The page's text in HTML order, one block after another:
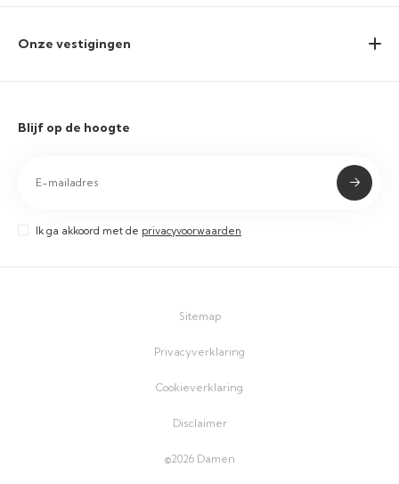
Onze vestigingen
Blijf op de hoogte
Ik ga akkoord met de privacyvoorwaarden
©2026 Damen
Sitemap
Privacyverklaring
Cookieverklaring
Disclaimer